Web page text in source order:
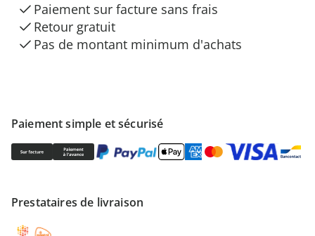
Paiement simple et sécurisé
Prestataires de livraison
Paiement sur facture sans frais
Retour gratuit
Pas de montant minimum d'achats